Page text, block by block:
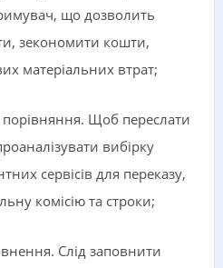
що дозволить
зекономити кошти,
матеріальних втрат;
порівняння. Щоб переслати
вибірку
сервісів для переказу,
комісію та строки;
Слід заповнити